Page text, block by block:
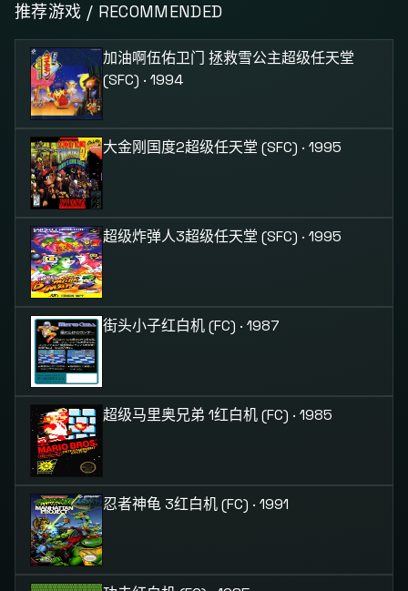
超级任
天堂
(SFC)1994
天堂
(SFC)1995
(FC)1987
推荐游戏 / RECOMMENDED
加油啊伍佑卫门 拯救雪公主超级任天堂
(SFC) · 1994
大金刚国度2超级任天堂 (SFC) · 1995
超级炸弹人3超级任天堂 (SFC) · 1995
街头小子红白机 (FC) · 1987
超级马里奥兄弟 1红白机 (FC) · 1985
忍者神龟 3红白机 (FC) · 1991